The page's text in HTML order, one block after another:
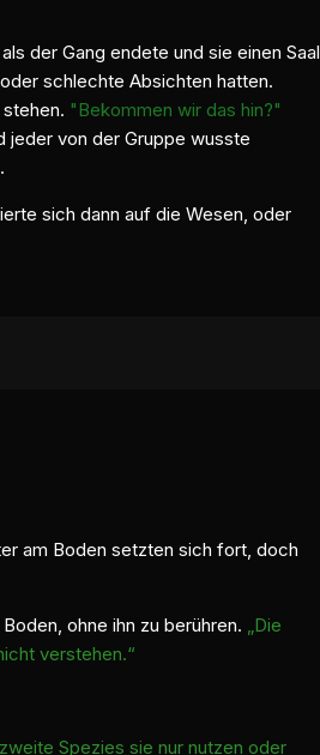
der Gang endete und sie einen Saal
schlechte Absichten hatten.
"Bekommen wir das hin?"
jeder von der Gruppe wusste
sich dann auf die Wesen, oder
am Boden setzten sich fort, doch
ohne ihn zu berühren. „Die
verstehen.“
Spezies sie nur nutzen oder